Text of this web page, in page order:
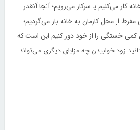
کار می‌کنیم یا سرکار می‌رویم؛ آنجا آنقدر
از محل کارمان به خانه باز می‌گردیم‌؛
کمی خستگی را از خود دور کنیم این است که
زود خوابیدن چه مزایای دیگری می‌تواند